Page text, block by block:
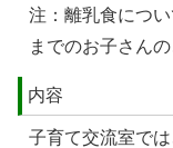
注：離乳食につ
までのお子さん
内容
子育て交流室で